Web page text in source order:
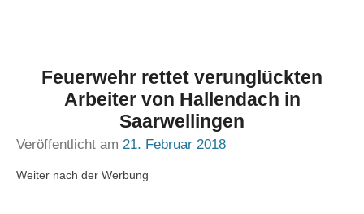
Feuerwehr rettet verunglückten
Arbeiter von Hallendach in
Saarwellingen
Veröffentlicht am 21. Februar 2018
Weiter nach der Werbung